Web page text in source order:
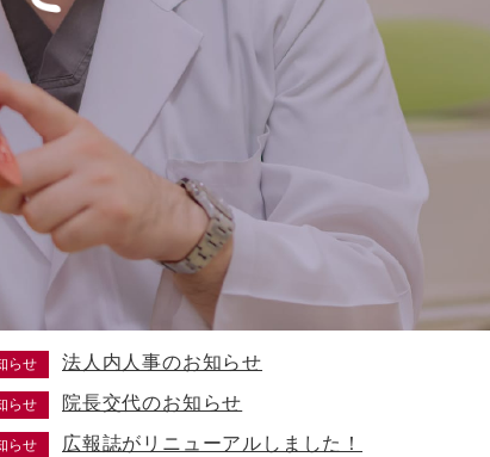
らせ
法人内人事のお知らせ
らせ
院長交代のお知らせ
らせ 広報誌がリニューアルしました！